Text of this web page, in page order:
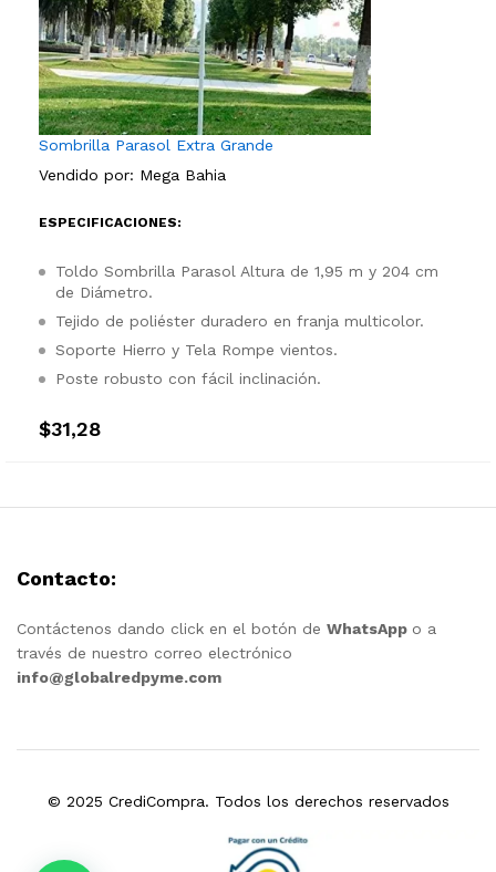
Sombrilla Parasol Extra Grande
Vendido por: Mega Bahia
ESPECIFICACIONES:
Toldo Sombrilla Parasol Altura de 1,95 m y 204 cm
de Diámetro.
Tejido de poliéster duradero en franja multicolor.
Soporte Hierro y Tela Rompe vientos.
Poste robusto con fácil inclinación.
$31,28
Contacto:
Contáctenos dando click en el botón de WhatsApp o a
través de nuestro correo electrónico
info@globalredpyme.com
© 2025 CrediCompra. Todos los derechos reservados